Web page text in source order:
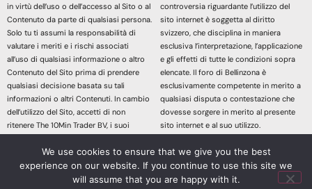
in virtù dell’uso o dell’accesso al Sito o al
Contenuto da parte di qualsiasi persona.
Solo tu ti assumi la responsabilità di
valutare i meriti e i rischi associati
all’uso di qualsiasi informazione o altro
Contenuto del Sito prima di prendere
qualsiasi decisione basata su tali
informazioni o altri Contenuti. In cambio
dell’utilizzo del Sito, accetti di non
ritenere The 10Min Trader BV, i suoi
servizi responsabile di eventuali
richieste di risarcimento danni derivanti
da qualsiasi decisione presa sulla base
controversia riguardante l’utilizzo del
sito internet è soggetta al diritto
svizzero, che disciplina in maniera
esclusiva l’interpretazione, l’applicazione
e gli effetti di tutte le condizioni sopra
elencate. Il foro di Bellinzona è
esclusivamente competente in merito a
qualsiasi disputa o contestazione che
dovesse sorgere in merito al presente
sito internet e al suo utilizzo.
dei contenuti di questo sito Web
dichiari di aver letto, compreso e
accettato le sopracitate informazioni
We use cookies to ensure that we give you the best
experience on our website. If you continue to use this site we
will assume that you are happy with it.